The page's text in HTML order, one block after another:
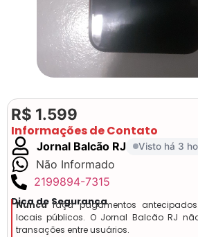
R$ 1.599
Informações de Contato
Jornal Balcão RJ Visto há 3
Não Informado
2199894-7315
Dica de Segurança
Nuncafaça pagamentos
locais públicos. O Jornal Balcão RJ
transações entre usuários.